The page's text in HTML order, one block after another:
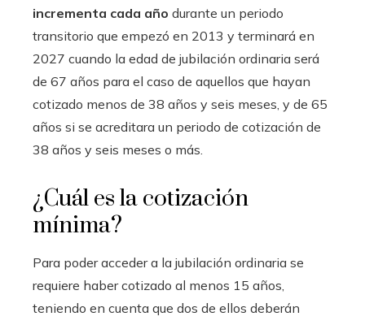
incrementa cada año durante un periodo
transitorio que empezó en 2013 y terminará en
2027 cuando la edad de jubilación ordinaria será
de 67 años para el caso de aquellos que hayan
cotizado menos de 38 años y seis meses, y de 65
años si se acreditara un periodo de cotización de
38 años y seis meses o más.
¿Cuál es la cotización
mínima?
Para poder acceder a la jubilación ordinaria se
requiere haber cotizado al menos 15 años,
teniendo en cuenta que dos de ellos deberán